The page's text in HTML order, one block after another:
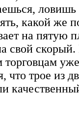
ловишь
какой же
на пятую
свой
что трое из